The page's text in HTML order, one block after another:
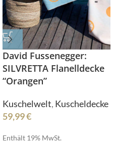
David Fussenegger:
SILVRETTA Flanelldecke
“Orangen”
Kuschelwelt, Kuscheldecke
59,99€
Enthält 19% MwSt.